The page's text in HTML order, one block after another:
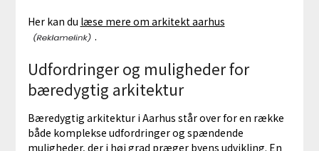
Her kan du læse mere om arkitekt aarhus
.
Udfordringer og muligheder for
bæredygtig arkitektur
Bæredygtig arkitektur i Aarhus står over for en række
både komplekse udfordringer og spændende
muligheder, der i høj grad præger byens udvikling. En